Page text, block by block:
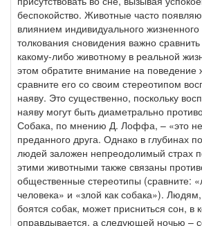
беспокойство. Животные часто
влиянием индивидуального
толкования сновидения важно
какому-либо животному в реальной
этом обратите внимание на поведение
сравните его со своим стереотипом
наяву. Это существенно, поскольку
наяву могут быть диаметрально
Собака, по мнению Д. Лоффа, – «это
преданного друга. Однако в глубинах
людей заложен непреодолимый страх
этими животными также связаны
общественные стереотипы (сравните:
человека» и «злой как собака»).
боятся собак, может присниться сон, в
оправдывается, а следующей ночью –